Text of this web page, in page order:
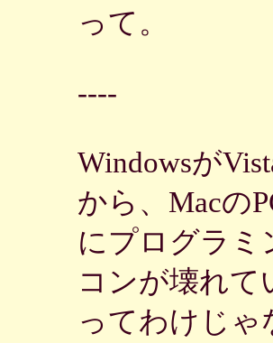
って。
----
Windowsが
から、Macの
にプログラミ
コンが壊れ
ってわけじ